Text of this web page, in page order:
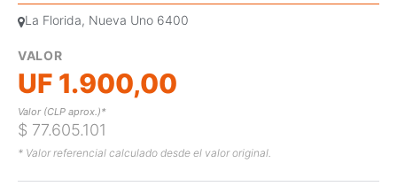
La Florida, Nueva Uno 6400
VALOR
UF 1.900,00
Valor (CLP aprox.)*
$ 77.605.101
* Valor referencial calculado desde el valor original.